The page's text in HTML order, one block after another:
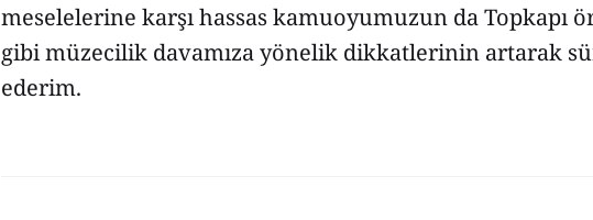
meselelerine karşı hassas kamuoyumuzun da Topkapı
gibi müzecilik davamıza yönelik dikkatlerinin artarak
ederim.